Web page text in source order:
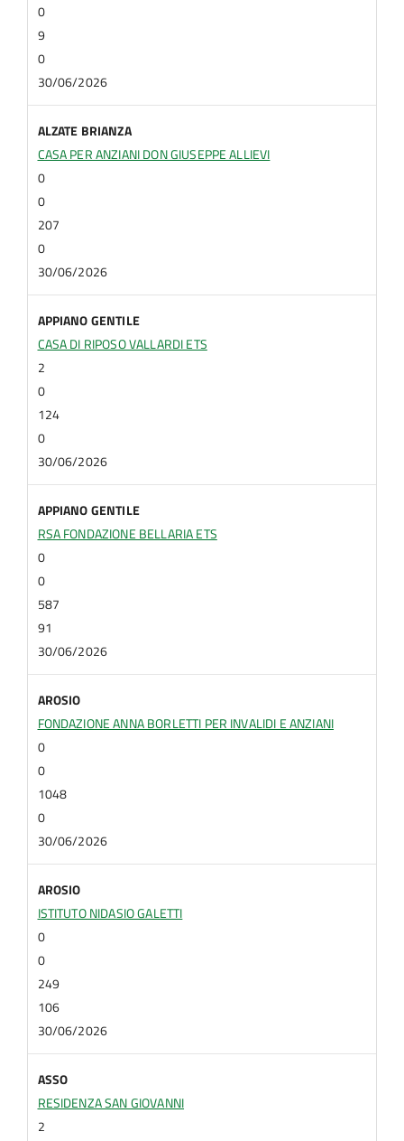
0
9
0
30/06/2026
ALZATE BRIANZA
CASA PER ANZIANI DON GIUSEPPE ALLIEVI
0
0
207
0
30/06/2026
APPIANO GENTILE
CASA DI RIPOSO VALLARDI ETS
2
0
124
0
30/06/2026
APPIANO GENTILE
RSA FONDAZIONE BELLARIA ETS
0
0
587
91
30/06/2026
AROSIO
FONDAZIONE ANNA BORLETTI PER INVALIDI E ANZIANI
0
0
1048
0
30/06/2026
AROSIO
ISTITUTO NIDASIO GALETTI
0
0
249
106
30/06/2026
ASSO
RESIDENZA SAN GIOVANNI
2